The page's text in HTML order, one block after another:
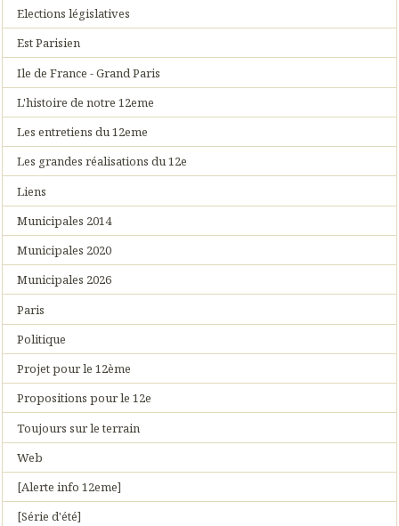
Elections législatives
Est Parisien
Ile de France - Grand Paris
L'histoire de notre 12eme
Les entretiens du 12eme
Les grandes réalisations du 12e
Liens
Municipales 2014
Municipales 2020
Municipales 2026
Paris
Politique
Projet pour le 12ème
Propositions pour le 12e
Toujours sur le terrain
Web
[Alerte info 12eme]
[Série d'été]